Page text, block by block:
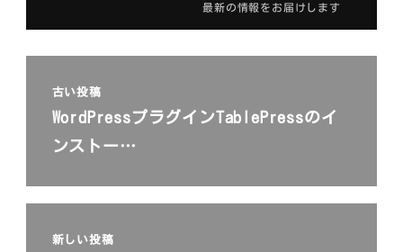
最新の情報をお届けします
古い投稿
WordPressプラグインTablePressのイ
ンストー…
新しい投稿